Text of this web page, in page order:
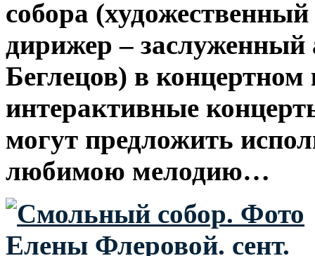
собора
дирижер –
Беглецов) в концертном
интерактивные
могут предложить
любимою мелодию…